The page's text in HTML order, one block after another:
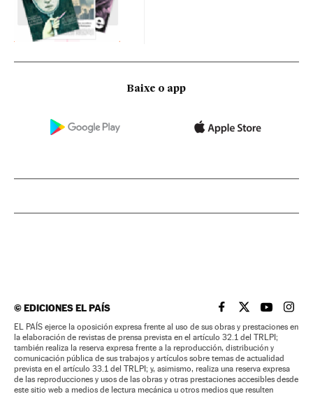
Baixe o app
©EDICIONES EL PAÍS EL PAÍS BRASIL EN
EL PAÍSEL PAÍS
EL
EL PAÍS ejerce la oposición expresa frente al uso de sus obras y prestaciones en
la elaboración de revistas de prensa prevista en el artículo 32.1 del TRLPI;
también realiza la reserva expresa frente a la reproducción, distribución y
comunicación pública de sus trabajos y artículos sobre temas de actualidad
prevista en el artículo 33.1 del TRLPI; y, asimismo, realiza una reserva expresa
de las reproducciones y usos de las obras y otras prestaciones accesibles desde
este sitio web a medios de lectura mecánica u otros medios que resulten